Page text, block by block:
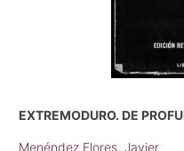
EXTREMODURO. DE
Menéndez Flores, Javier